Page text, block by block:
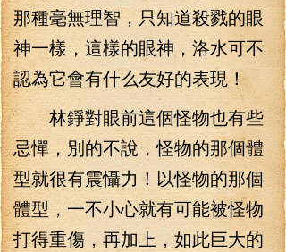
那種毫無理智，只知道殺戮的眼
神一樣，這樣的眼神，洛水可不
認為它會有什么友好的表現！
林錚對眼前這個怪物也有些
忌憚，別的不說，怪物的那個體
型就很有震懾力！以怪物的那個
體型，一不小心就有可能被怪物
打得重傷，再加上，如此巨大的